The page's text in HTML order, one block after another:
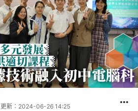
更新： 2024-06-26 14:25